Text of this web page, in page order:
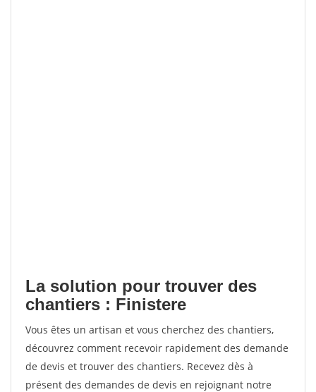
La solution pour trouver des
chantiers : Finistere
Vous êtes un artisan et vous cherchez des chantiers,
découvrez comment recevoir rapidement des demande
de devis et trouver des chantiers. Recevez dès à
présent des demandes de devis en rejoignant notre